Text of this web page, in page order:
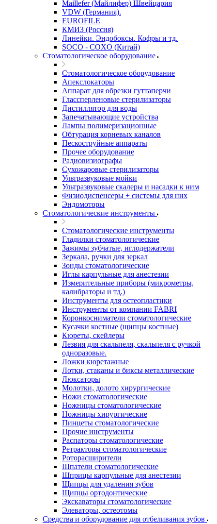
Maillefer (Майлифер) Швейцария
VDW (Германия).
EUROFILE
КМИЗ (Россия)
Линейки. Эндобоксы. Кофры и тд.
SOCO - COXO (Китай)
Стоматологическое оборудование
Стоматологическое оборудование
Апекслокаторы
Аппарат для обрезки гуттаперчи
Глассперленовые стерилизаторы
Дистиллятор для воды
Запечатывающие устройства
Лампы полимеризационные
Обтурация корневых каналов
Пескоструйные аппараты
Прочее оборудование
Радиовизиографы
Сухожаровые стерилизаторы
Ультразвуковые мойки
Ультразвуковые скалеры и насадки к ним
Физиодиспенсеры + системы для них
Эндомоторы
Стоматологические инструменты
Стоматологические инструменты
Гладилки стоматологические
Зажимы зубчатые, иглодержатели
Зеркала, ручки для зеркал
Зонды стоматологические
Иглы карпульные для анестезии
Измерительные приборы (микрометры,
калибраторы и тд.)
Инструменты для остеопластики
Инструменты от компании FABRI
Коронкосниматели стоматологические
Кусачки костные (щипцы костные)
Кюреты, скейлеры
Лезвия для скальпеля, скальпеля с ручкой
одноразовые.
Ложки кюретажные
Лотки, стаканы и биксы металлические
Люксаторы
Молотки, долото хирургические
Ножи стоматологические
Ножницы стоматологические
Ножницы хирургические
Пинцеты стоматологические
Прочие инструменты
Распаторы стоматологические
Ретракторы стоматологические
Роторасширители
Шпатели стоматологические
Шприцы карпульные для анестезии
Щипцы для удаления зубов
Щипцы ортодонтические
Экскаваторы стоматологические
Элеваторы, остеотомы
Средства и оборудование для отбеливания зубов